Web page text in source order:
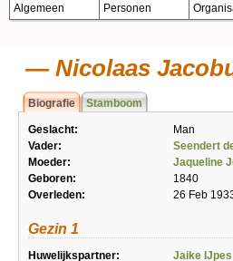
Algemeen Personen
Nicolaas
Biografie Stamboom
Geslacht:
Man
Vader:
Seendert
Moeder:
Jaqueline
Geboren:
1840
Overleden:
26 Feb
Gezin 1
Huwelijkspartner: Jaike IJpes